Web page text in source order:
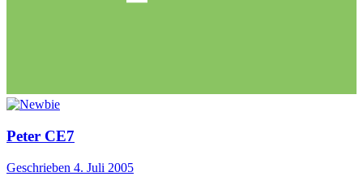
Peter CE7
Geschrieben 4. Juli 2005